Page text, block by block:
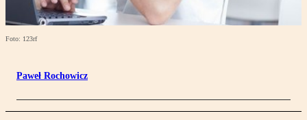
Foto: 123rf
Paweł Rochowicz